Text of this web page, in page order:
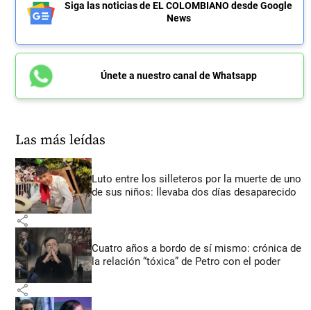
Siga las noticias de EL COLOMBIANO desde Google
News
Únete a nuestro canal de Whatsapp
Las más leídas
Luto entre los silleteros por la muerte de uno
de sus niños: llevaba dos días desaparecido
share
Cuatro años a bordo de sí mismo: crónica de
la relación “tóxica” de Petro con el poder
share